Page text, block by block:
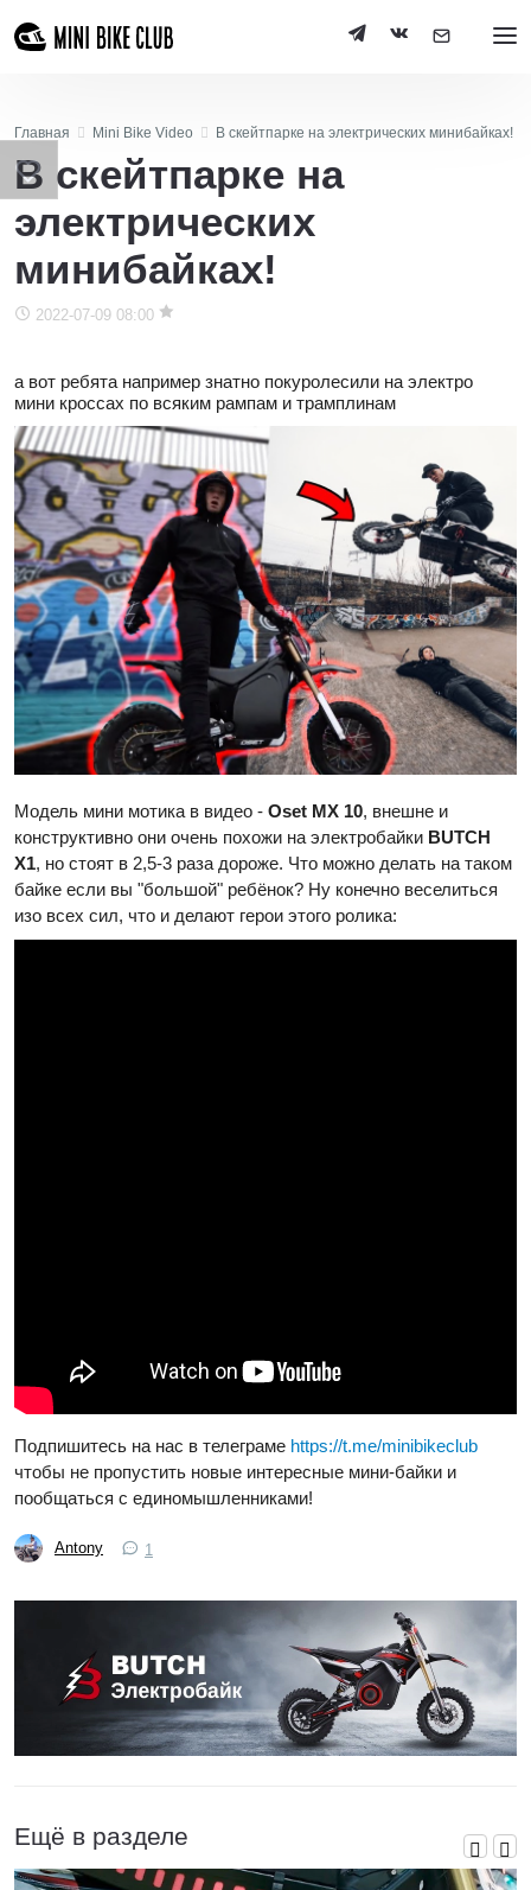
Главная Mini Bike Video В скейтпарке на электрических минибайках!
В скейтпарке на
электрических
минибайках!
2022-07-09 08:00
а вот ребята например знатно покуролесили на электро
мини кроссах по всяким рампам и трамплинам
Модель мини мотика в видео - Oset MX 10, внешне и
конструктивно они очень похожи на электробайки BUTCH
Х1, но стоят в 2,5-3 раза дороже. Что можно делать на таком
байке если вы "большой" ребёнок? Ну конечно веселиться
изо всех сил, что и делают герои этого ролика:
Подпишитесь на нас в телеграме https://t.me/minibikeclub
чтобы не пропустить новые интересные мини-байки и
пообщаться с единомышленниками!
Antony 1
Ещё в разделе